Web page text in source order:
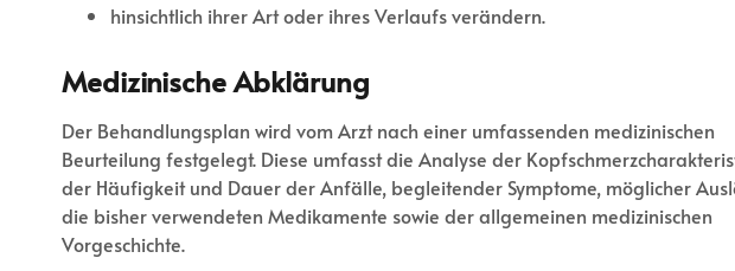
hinsichtlich ihrer Art oder ihres Verlaufs verändern.
Medizinische Abklärung
Der Behandlungsplan wird vom Arzt nach einer umfassenden medizinischen
Beurteilung festgelegt. Diese umfasst die Analyse der
der Häufigkeit und Dauer der Anfälle, begleitender Symptome, möglicher
die bisher verwendeten Medikamente sowie der allgemeinen medizinischen
Vorgeschichte.